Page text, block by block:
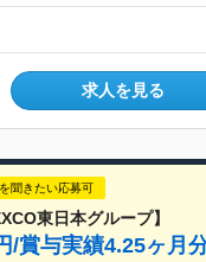
求人を見る
聞きたい応募可
東日本グループ】
/賞与実績4.25ヶ月